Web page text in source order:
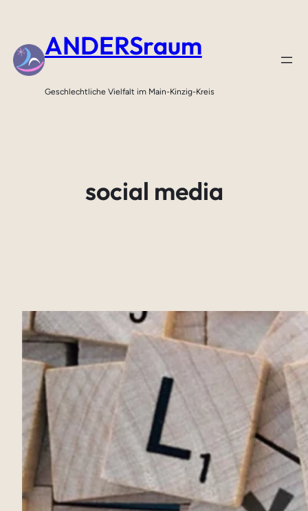
springenANDERSraum
Geschlechtliche Vielfalt im Main-Kinzig-Kreis
social media